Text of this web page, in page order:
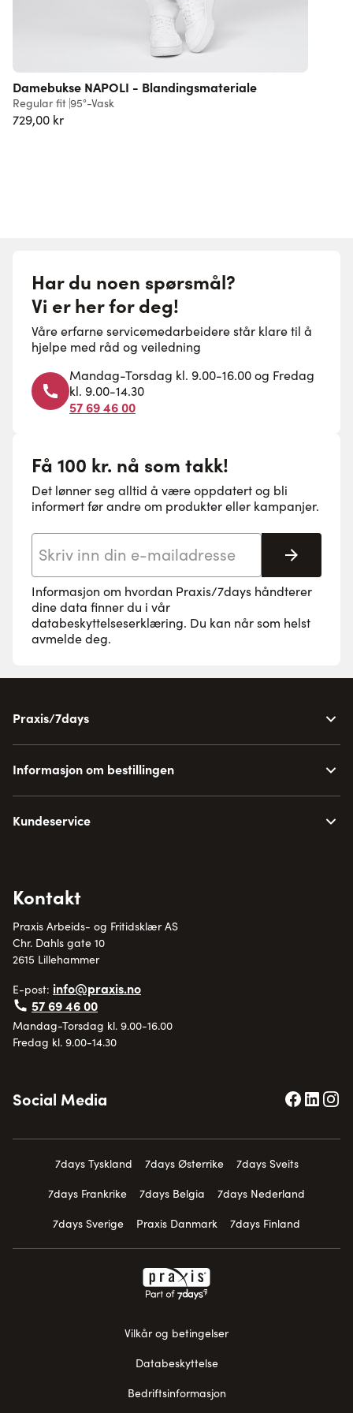
Damebukse NAPOLI - Blandingsmateriale
Regular fit 95°-Vask
729,00 kr
Har du noen spørsmål?
Vi er her for deg!
Våre erfarne servicemedarbeidere står klare til å
hjelpe med råd og veiledning
Mandag-Torsdag kl. 9.00-16.00 og Fredag
kl. 9.00-14.30
57 69 46 00
Få 100 kr. nå som takk!
Det lønner seg alltid å være oppdatert og bli
informert før andre om produkter eller kampanjer.
Informasjon om hvordan Praxis/7days håndterer
dine data finner du i vår
databeskyttelseserklæring. Du kan når som helst
avmelde deg.
Praxis/7days
Informasjon om bestillingen
Kundeservice
Kontakt
Praxis Arbeids- og Fritidsklær AS
Chr. Dahls gate 10
2615 Lillehammer
E-post: info@praxis.no
57 69 46 00
Mandag-Torsdag kl. 9.00-16.00
Fredag kl. 9.00-14.30
Social Media
7days Tyskland 7days Østerrike
7days Sveits
7days Frankrike
7days Belgia
7days Nederland
7days Sverige
Praxis Danmark 7days Finland
Vilkår og betingelser
Databeskyttelse
Bedriftsinformasjon